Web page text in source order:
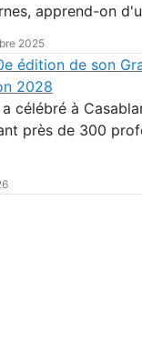
apprend-on
2025
édition de son
2028
célébré à
près de 300